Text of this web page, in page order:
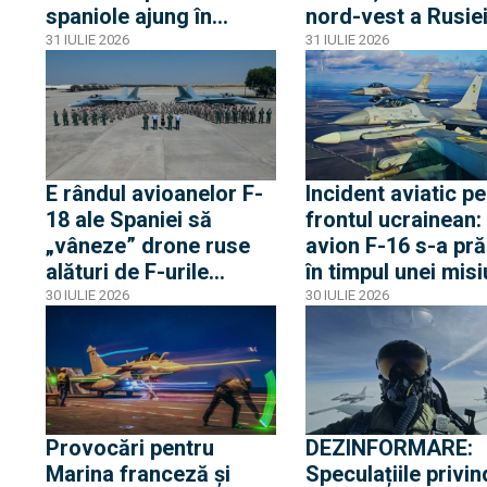
spaniole ajung în
România. Nicio
coincidență, misiunea
are loc după
incidentele dintre F-16
românești și dronele
ruse
31 IULIE 2026
nord-vest a
Paranoia rusă
vorbește de un
inevitabil
31 IULIE 2026
E rândul avioanelor F-
18 ale Spaniei să
„vâneze” drone ruse
alături de F-urile
României.
Detașamentul spaniol
,,Paznic'' va fi dislocat
la MK și preia apărarea
spațiului aerian
românesc
30 IULIE 2026
Incident aviatic pe
frontul ucrainean:
avion F-16 s-a
în timpul unei
de interceptare,
fiind salvat
30 IULIE 2026
Provocări pentru
Marina franceză și
DEZINFORMARE:
Speculațiile